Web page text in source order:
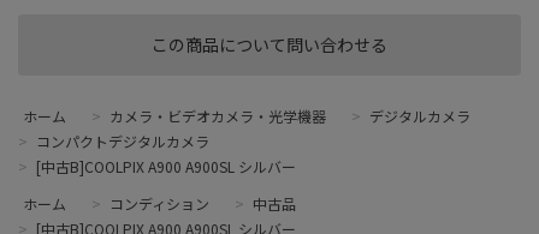
この商品について問い合わせる
ホーム > カメラ・ビデオカメラ・光学機器 > デジタルカメラ
> コンパクトデジタルカメラ
> [中古B]COOLPIX A900 A900SL シルバー
ホーム
> コンディション > 中古品
> [中古B]COOLPIX A900 A900SL シルバー